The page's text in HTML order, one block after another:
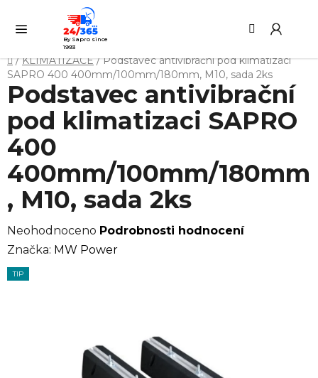
obsah
By Sapro since
1993
Domů
/ KLIMATIZACE / Podstavec antivibrační pod klimatizaci
SAPRO 400 400mm/100mm/180mm, M10, sada 2ks
Podstavec antivibrační
pod klimatizaci SAPRO
400
400mm/100mm/180mm
, M10, sada 2ks
Průměrné
hodnocení
produktu
Neohodnoceno Podrobnosti hodnocení
Značka: MW Power
TIP